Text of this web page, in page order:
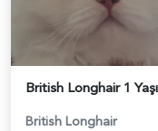
British Longhair